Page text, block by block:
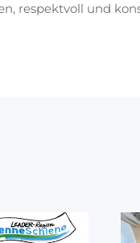
respektvoll und